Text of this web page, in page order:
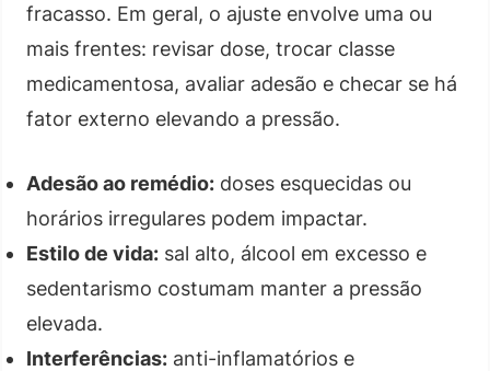
fracasso. Em geral, o ajuste envolve uma ou
mais frentes: revisar dose, trocar classe
medicamentosa, avaliar adesão e checar se há
fator externo elevando a pressão.
Adesão ao remédio: doses esquecidas ou
horários irregulares podem impactar.
Estilo de vida: sal alto, álcool em excesso e
sedentarismo costumam manter a pressão
elevada.
Interferências: anti-inflamatórios e